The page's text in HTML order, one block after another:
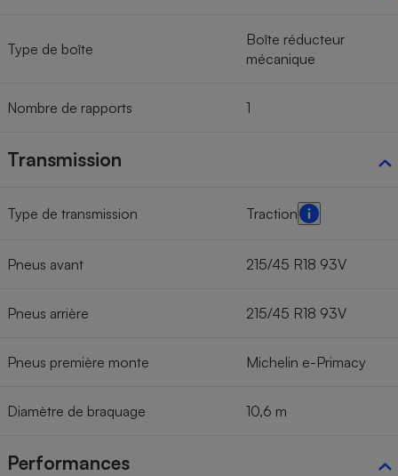
Type de boîte
Boîte réducteur
mécanique
Nombre de rapports 1
Transmission
Type de transmission Traction
Pneus avant 215/45 R18 93V
Pneus arrière 215/45 R18 93V
Pneus première monte Michelin e-Primacy
Diamètre de braquage 10,6 m
Performances